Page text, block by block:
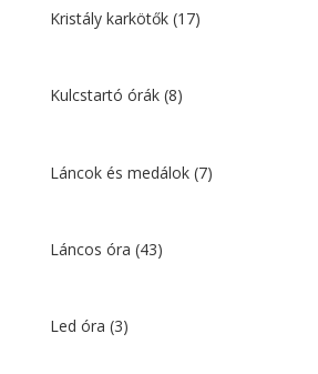
Kristály karkötők (17)
Kulcstartó órák (8)
Láncok és medálok (7)
Láncos óra (43)
Led óra (3)